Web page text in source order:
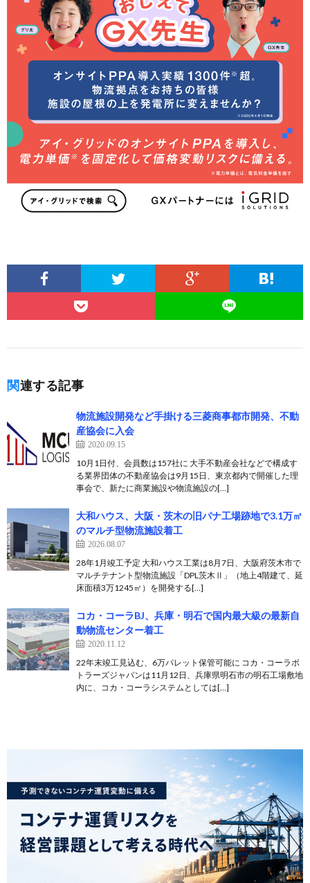
関連する記事
物流施設開発など手掛ける三菱商事都市開発、不動
産協会に入会
2020.09.15
10月1日付、会員数は157社に 大手不動産会社などで構成す
る業界団体の不動産協会は9月15日、東京都内で開催した理
事会で、新たに商業施設や物流施設の[…]
大和ハウス、大阪・茨木の旧パナ工場跡地で3.1万㎡
のマルチ型物流施設着工
2026.08.07
28年1月竣工予定 大和ハウス工業は8月7日、大阪府茨木市で
マルチテナント型物流施設「DPL茨木Ⅱ」（地上4階建て、延
床面積3万1245㎡）を開発する[…]
コカ・コーラBJ、兵庫・明石で国内最大級の最新自
動物流センター着工
2020.11.12
22年末竣工見込む、6万パレット保管可能に コカ・コーラボ
トラーズジャパンは11月12日、兵庫県明石市の明石工場敷地
内に、コカ・コーラシステムとしては[…]